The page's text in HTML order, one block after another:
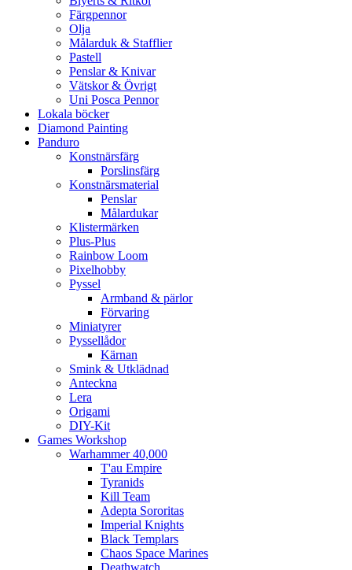
Färgpennor
Olja
Målarduk & Stafflier
Pastell
Penslar & Knivar
Vätskor & Övrigt
Uni Posca Pennor
Lokala böcker
Diamond Painting
Panduro
Konstnärsfärg
Porslinsfärg
Konstnärsmaterial
Penslar
Målardukar
Klistermärken
Plus-Plus
Rainbow Loom
Pixelhobby
Pyssel
Armband & pärlor
Förvaring
Miniatyrer
Pyssellådor
Kärnan
Smink & Utklädnad
Anteckna
Lera
Origami
DIY-Kit
Games Workshop
Warhammer 40,000
T'au Empire
Tyranids
Kill Team
Adepta Sororitas
Imperial Knights
Black Templars
Chaos Space Marines
Deathwatch